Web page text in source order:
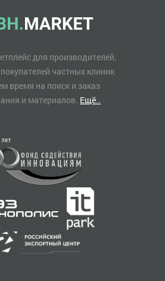
для производителей,
частных клиник
время на поиск и заказ
и материалов. Ещё..